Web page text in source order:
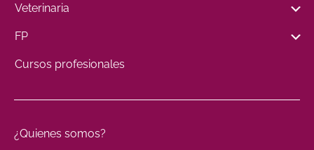
Veterinaria
FP
Cursos profesionales
¿Quienes somos?